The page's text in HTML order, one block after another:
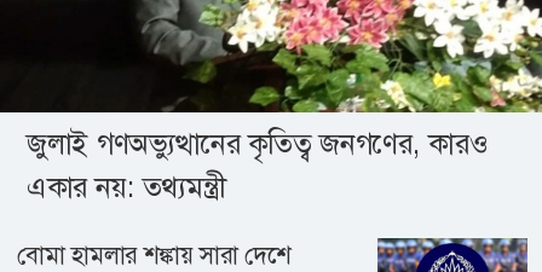
জুলাই গণঅভ্যুত্থানের কৃতিত্ব জনগণের, কারও
একার নয়: তথ্যমন্ত্রী
বোমা হামলার শঙ্কায় সারা দেশে